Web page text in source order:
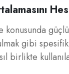
gibi
birlikte